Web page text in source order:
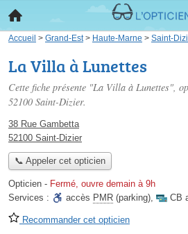
Accueil > Grand-Est> Haute-Marne > Saint-
La Villa à Lunettes
Cette fiche présente "La Villa à Lunettes",
52100 Saint-Dizier.
38 Rue Gambetta
52100 Saint-Dizier
📞 Appeler cet opticien
Opticien - Fermé, ouvre demain à 9h
Services :
accès PMR (parking), CB
Recommander cet opticien